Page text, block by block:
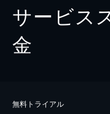
サービス
金
無料トライアル